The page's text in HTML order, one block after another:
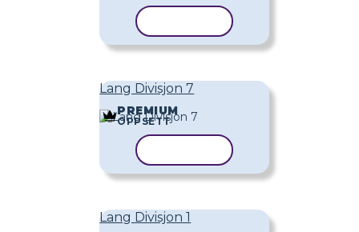
Lang Divisjon 7
PREMIUM
OPPSETT
Lang Divisjon 1